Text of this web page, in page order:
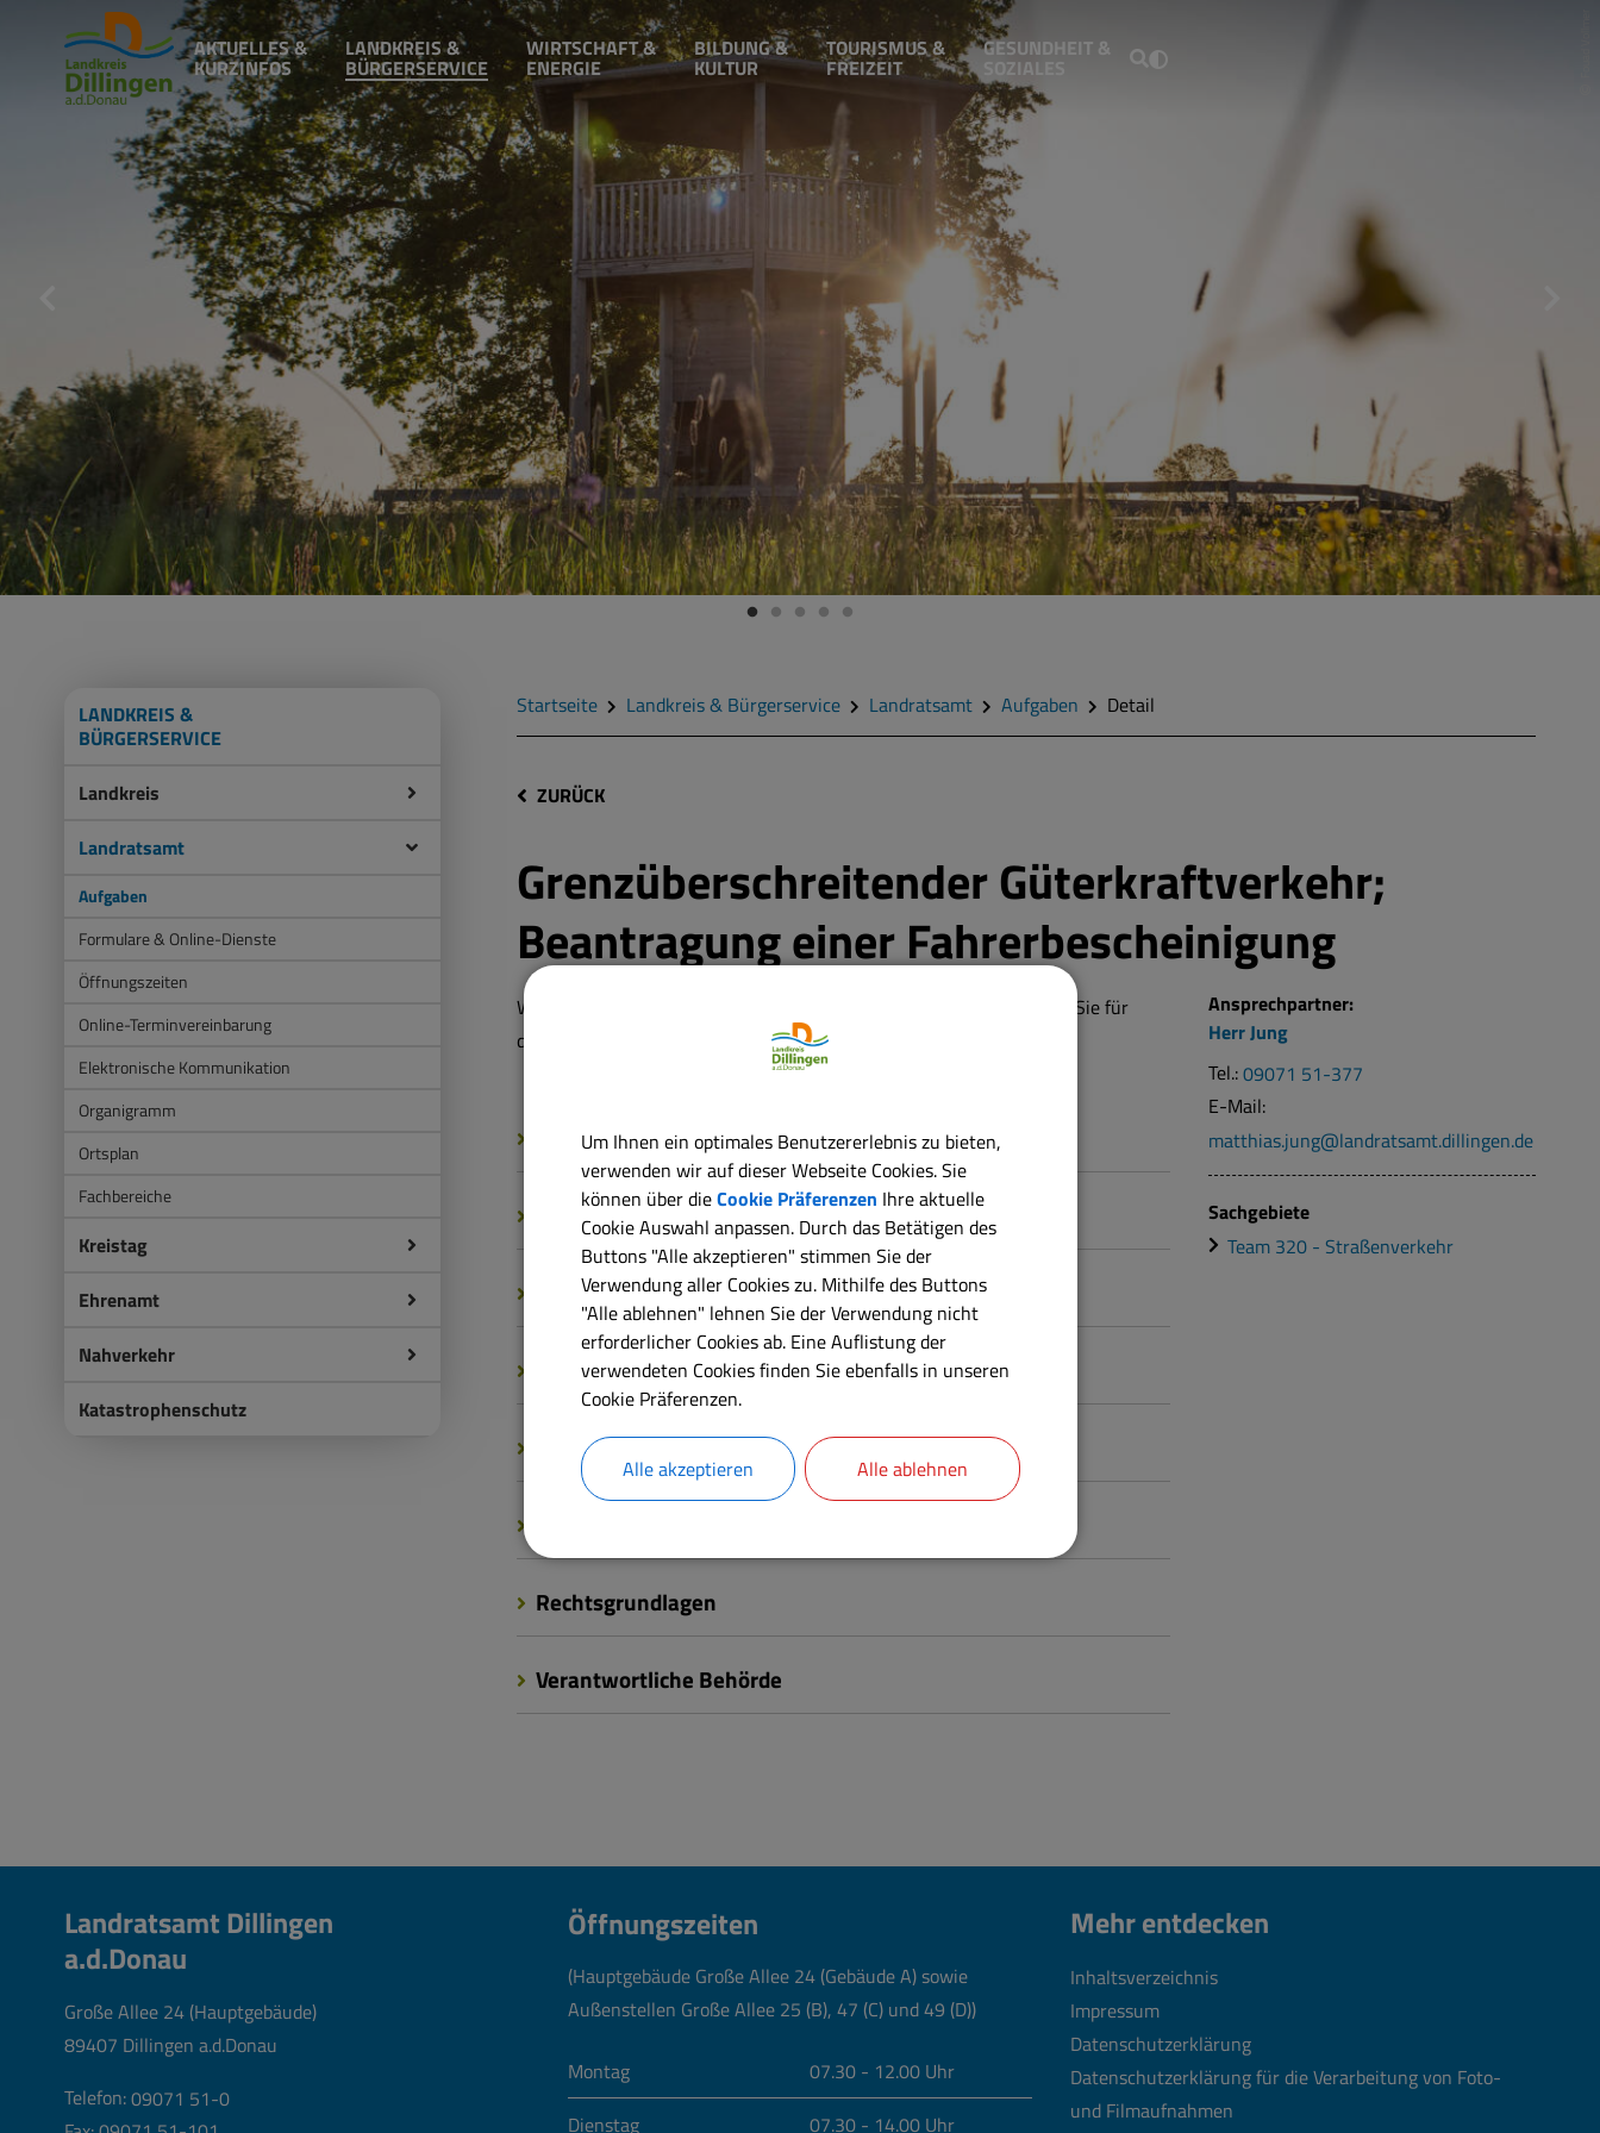
AKTUELLES &
KURZINFOS
LANDKREIS &
BÜRGERSERVICE
WIRTSCHAFT &
ENERGIE
BILDUNG &
KULTUR
TOURISMUS &
FREIZEIT
GESUNDHEIT &
SOZIALES
LANDKREIS &
BÜRGERSERVICE
Landkreis
Landratsamt
Aufgaben
Formulare & Online-Dienste
Öffnungszeiten
Online-Terminvereinbarung
Elektronische Kommunikation
Organigramm
Ortsplan
Fachbereiche
Kreistag
Ehrenamt
Nahverkehr
Katastrophenschutz
Startseite Landkreis & Bürgerservice Landratsamt Aufgaben Detail
ZURÜCK
Grenzüberschreitender Güterkraftverkehr;
Beantragung einer Fahrerbescheinigung
Wenn Sie Fahrpersonal aus Nicht-EU-Staaten beschäftigen, müssen Sie für
diese eine Fahrerbescheinigung beantragen.
Langbeschreibung
Voraussetzungen
Erforderliche Unterlagen
Verfahrensablauf
Fristen
Rechtsgrundlagen
Verantwortliche Behörde
Ansprechpartner:
HerrJung
Tel.:09071 51-377
E-Mail:
matthias.jung@landratsamt.dillingen.de
Sachgebiete
Team 320 - Straßenverkehr
Landratsamt Dillingen
a.d.Donau
Große Allee 24 (Hauptgebäude)
89407 Dillingen a.d.Donau
Telefon:09071 51-0
Öffnungszeiten
(Hauptgebäude Große Allee 24 (Gebäude A) sowie
Außenstellen Große Allee 25 (B), 47 (C) und 49 (D))
Montag
07.30 - 12.00 Uhr
Dienstag
07.30 - 14.00 Uhr
Mehr entdecken
Inhaltsverzeichnis
Impressum
Datenschutzerklärung
Datenschutzerklärung für die Verarbeitung von Foto-
und Filmaufnahmen
Um Ihnen ein optimales Benutzererlebnis zu bieten,
verwenden wir auf dieser Webseite Cookies. Sie
können über dieCookie Präferenzen Ihre aktuelle
Cookie Auswahl anpassen. Durch das Betätigen des
Buttons "Alle akzeptieren" stimmen Sie der
Verwendung aller Cookies zu. Mithilfe des Buttons
"Alle ablehnen" lehnen Sie der Verwendung nicht
erforderlicher Cookies ab. Eine Auflistung der
verwendeten Cookies finden Sie ebenfalls in unseren
Cookie Präferenzen.
Alle akzeptieren Alle ablehnen